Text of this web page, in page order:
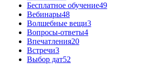
Бесплатное обучение49
Вебинары48
Волшебные вещи3
Вопросы-ответы4
Впечатления20
Встречи3
Выбор дат52